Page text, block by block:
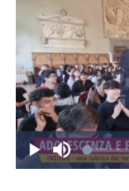
PlayDisattiva
l’audio3.28%